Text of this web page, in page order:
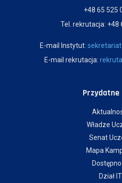
+48 65 525
Tel. rekrutacja: +48
E-mail Instytut:
E-mail rekrutacja:
Przydatne
Władze
Senat
Mapa
Dział IT